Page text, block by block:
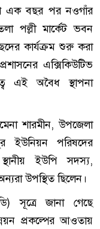
এক বছর পর নওগাঁর
পল্লী মার্কেট ভবন
কার্যক্রম শুরু করা
এক্সিকিউটিভ
এই অবৈধ স্থাপনা
শারমীন, উপজেলা
ইউনিয়ন পরিষদের
ইউপি সদস্য,
উপস্থিত ছিলেন।
সূত্রে জানা গেছে
প্রকল্পের আওতায়